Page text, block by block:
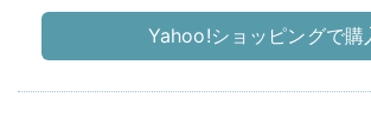
Yahoo!ショッピングで購